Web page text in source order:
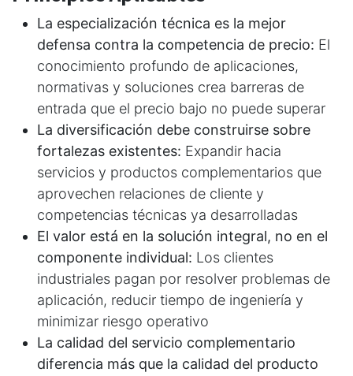
La especialización técnica es la mejor
defensa contra la competencia de precio: El
conocimiento profundo de aplicaciones,
normativas y soluciones crea barreras de
entrada que el precio bajo no puede superar
La diversificación debe construirse sobre
fortalezas existentes: Expandir hacia
servicios y productos complementarios que
aprovechen relaciones de cliente y
competencias técnicas ya desarrolladas
El valor está en la solución integral, no en el
componente individual: Los clientes
industriales pagan por resolver problemas de
aplicación, reducir tiempo de ingeniería y
minimizar riesgo operativo
La calidad del servicio complementario
diferencia más que la calidad del producto